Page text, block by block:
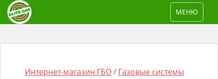
p
TOGGLE
МЕНЮ
Интернет-магазин ГБО/ Газовые системы